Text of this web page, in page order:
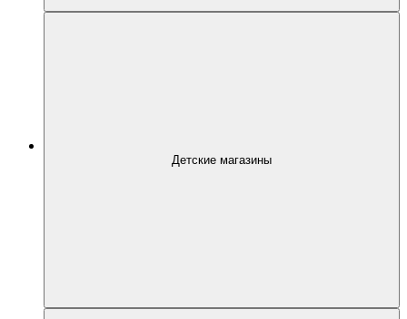
Детские магазины